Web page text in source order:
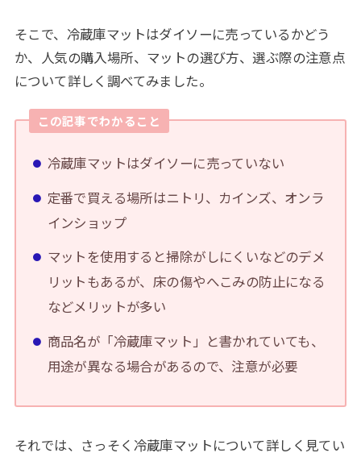
そこで、冷蔵庫マットはダイソーに売っているかどう
か、人気の購入場所、マットの選び方、選ぶ際の注意点
について詳しく調べてみました。
この記事でわかること
冷蔵庫マットはダイソーに売っていない
定番で買える場所はニトリ、カインズ、オンラ
インショップ
マットを使用すると掃除がしにくいなどのデメ
リットもあるが、床の傷やへこみの防止になる
などメリットが多い
商品名が「冷蔵庫マット」と書かれていても、
用途が異なる場合があるので、注意が必要
それでは、さっそく冷蔵庫マットについて詳しく見てい